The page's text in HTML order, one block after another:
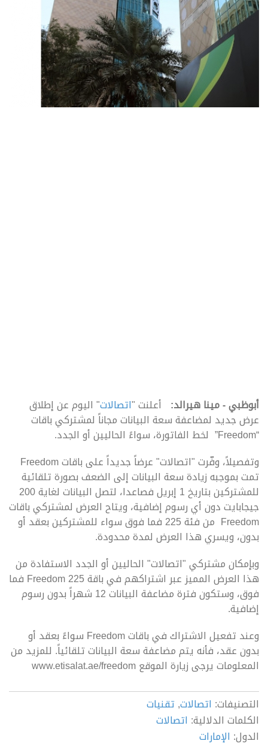
أبوظبي - مينا هيرالد: أعلنت "اتصالات" اليوم عن إطلاق
عرض جديد لمضاعفة سعة البيانات مجاناً لمشتركي باقات
وتفصيلاً، وفّرت "اتصالات" عرضاً جديداً على باقات Freedom
تمت بموجبه زيادة سعة البيانات إلى الضعف بصورة تلقائية
للمشتركين بتاريخ 1 إبريل فصاعدا، لتصل البيانات لغاية 200
جيجابايت دون أي رسوم إضافية، ويتاح العرض لمشتركي باقات
Freedom من فئة 225 فما فوق سواء للمشتركين بعقد أو
بدون، ويسري هذا العرض لمدة محدودة.
وبإمكان مشتركي "اتصالات" الحاليين أو الجدد الاستفادة من
هذا العرض المميز عبر اشتراكهم في باقة Freedom 225 فما
فوق، وستكون فترة مضاعفة البيانات 12 شهراً بدون رسوم
إضافية.
وعند تفعيل الاشتراك في باقات Freedom سواءً بعقد أو
بدون عقد، فأنه يتم مضاعفة سعة البيانات تلقائياً. للمزيد من
المعلومات يرجى زيارة الموقع www.etisalat.ae/freedom
التصنيفات:اتصالات,تقنيات
الكلمات الدلالية:اتصالات
الدول:الإمارات